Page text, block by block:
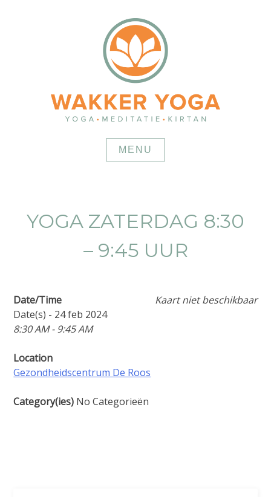
MENU
YOGA ZATERDAG 8:30
– 9:45 UUR
Kaart niet beschikbaar
Date/Time
Date(s) - 24 feb 2024
8:30 AM - 9:45 AM
Location
Gezondheidscentrum De Roos
Category(ies) No Categorieën